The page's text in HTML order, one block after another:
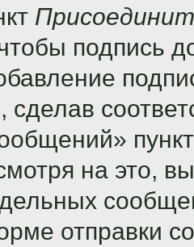
подпись
на это,
отправки